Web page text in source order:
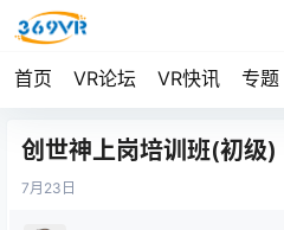
首页 VR论坛 VR快讯 专题
创世神上岗培训班(初级)
7月 23日